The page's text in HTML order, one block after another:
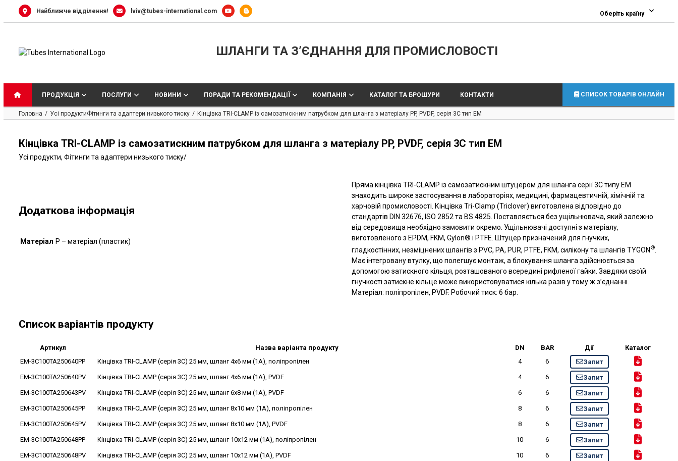
Найближче відділення! lviv@tubes-international.com Оберіть країну
ШЛАНГИ ТА З’ЄДНАННЯ ДЛЯ ПРОМИСЛОВОСТІ
ПРОДУКЦІЯ ПОСЛУГИ НОВИНИ ПОРАДИ ТА РЕКОМЕНДАЦІЇ КОМПАНІЯ КАТАЛОГ ТА БРОШУРИ КОНТАКТИ СПИСОК ТОВАРІВ ОНЛАЙН
Головна Усі продуктиФітинги та адаптери низького тиску Кінцівка TRI-CLAMP із самозатискним патрубком для шланга з матеріалу PP, PVDF, серія 3C тип EM
Кінцівка TRI-CLAMP із самозатискним патрубком для шланга з матеріалу PP, PVDF, серія 3C тип EM
Усі продукти, Фітинги та адаптери низького тиску/
Додаткова інформація
Матеріал P – матеріал (пластик)
Пряма кінцівка TRI-CLAMP із самозатискним штуцером для шланга серії 3C типу EM
знаходить широке застосування в лабораторіях, медицині, фармацевтичній, хімічній та
харчовій промисловості. Кінцівка Tri-Clamp (Triclover) виготовлена відповідно до
стандартів DIN 32676, ISO 2852 та BS 4825. Поставляється без ущільнювача, який залежно
від середовища необхідно замовити окремо. Ущільнювачі доступні з матеріалу,
виготовленого з EPDM, FKM, Gylon® і PTFE. Штуцер призначений для гнучких,
гладкостінних, незміцнених шлангів з PVC, PA, PUR, PTFE, FKM, силікону та шлангів TYGON ®
Має інтегровану втулку, що полегшує монтаж, а блокування шланга здійснюється за
допомогою затискного кільця, розташованого всередині рифленої гайки. Завдяки своїй
гнучкості затискне кільце може використовуватися кілька разів у тому ж з’єднанні.
Матеріал: поліпропілен, PVDF. Робочий тиск: 6 бар.
Список варіантів продукту
Артикул Назва варіанта продукту DN BAR Дії
Каталог
EM-3C100TA250640PP
Кінцівка TRI-CLAMP (серія 3C) 25 мм, шланг 4x6 мм (1A), поліпропілен 4 6
Запит
EM-3C100TA250640PV
Кінцівка TRI-CLAMP (серія 3C) 25 мм, шланг 4x6 мм (1A), PVDF 4 6
Запит
EM-3C100TA250643PV
Кінцівка TRI-CLAMP (серія 3C) 25 мм, шланг 6x8 мм (1A), PVDF 6 6
Запит
EM-3C100TA250645PP
Кінцівка TRI-CLAMP (серія 3C) 25 мм, шланг 8x10 мм (1A), поліпропілен 8 6
Запит
EM-3C100TA250645PV
Кінцівка TRI-CLAMP (серія 3C) 25 мм, шланг 8x10 мм (1A), PVDF 8 6
Запит
EM-3C100TA250648PP
Кінцівка TRI-CLAMP (серія 3C) 25 мм, шланг 10x12 мм (1A), поліпропілен 10 6
Запит
EM-3C100TA250648PV
Кінцівка TRI-CLAMP (серія 3C) 25 мм, шланг 10x12 мм (1A), PVDF 10 6
Запит